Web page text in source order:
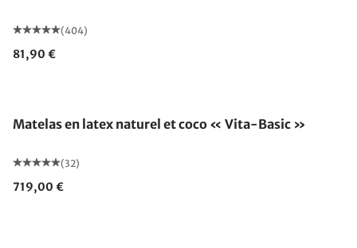
(404)
81,90 €
Matelas en latex naturel et coco « Vita-Basic »
(32)
719,00 €